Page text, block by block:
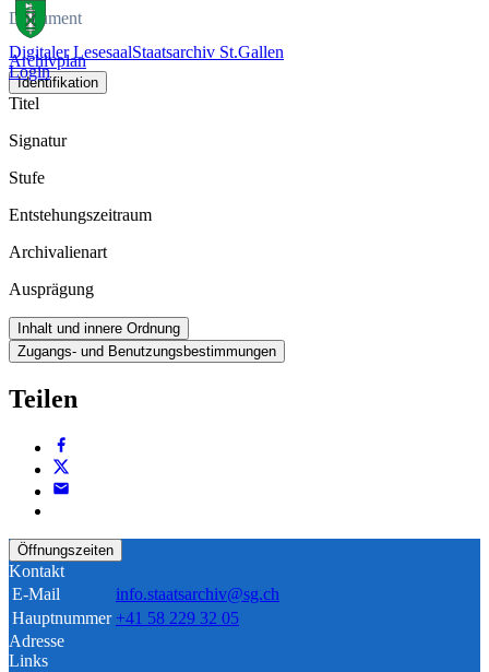
Digitaler LesesaalStaatsarchiv St.Gallen
Login
Dokument
Archivplan
Identifikation
Titel
Signatur
Stufe
Entstehungszeitraum
Archivalienart
Ausprägung
Inhalt und innere Ordnung
Zugangs- und Benutzungsbestimmungen
Teilen
Öffnungszeiten
Kontakt
E-Mail
info.staatsarchiv@sg.ch
Hauptnummer +41 58 229 32 05
Adresse
Links